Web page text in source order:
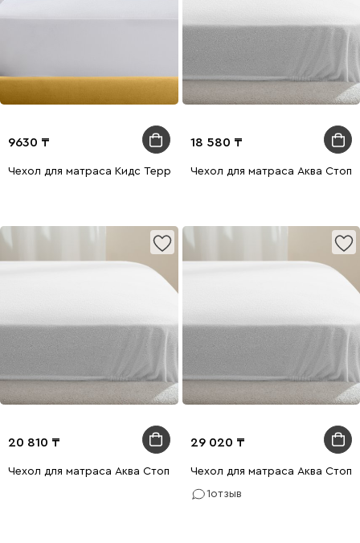
9630
Чехол для матраса Кидс Терри 80x200
18 580
Чехол для матраса Аква Стоп
20 810
Чехол для матраса Аква Стоп 90x200
29 020
Чехол для матраса Аква Стоп
1отзыв